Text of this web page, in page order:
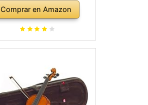
Comprar en Amazon